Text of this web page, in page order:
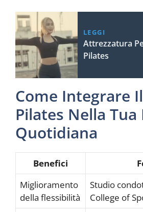
LEGGI
Attrezzatura
Pilates
Come Integrare
Pilates Nella Tua
Quotidiana
Benefici
Miglioramento
della flessibilità
Studio
College of